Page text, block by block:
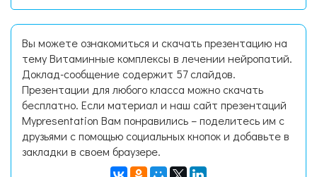
Вы можете ознакомиться и скачать презентацию на
тему Витаминные комплексы в лечении нейропатий.
Доклад-сообщение содержит 57 слайдов.
Презентации для любого класса можно скачать
бесплатно. Если материал и наш сайт презентаций
Mypresentation Вам понравились – поделитесь им с
друзьями с помощью социальных кнопок и добавьте в
закладки в своем браузере.